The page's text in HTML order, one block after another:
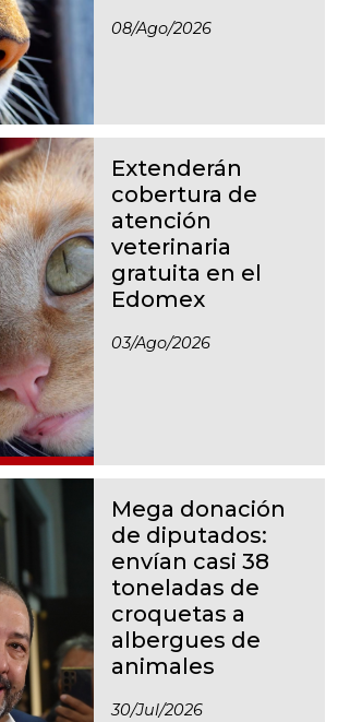
08/ago/2026
Extenderán
cobertura de
atención
veterinaria
gratuita en el
Edomex
03/ago/2026
Mega donación
de diputados:
envían casi 38
toneladas de
croquetas a
albergues de
animales
30/jul/2026